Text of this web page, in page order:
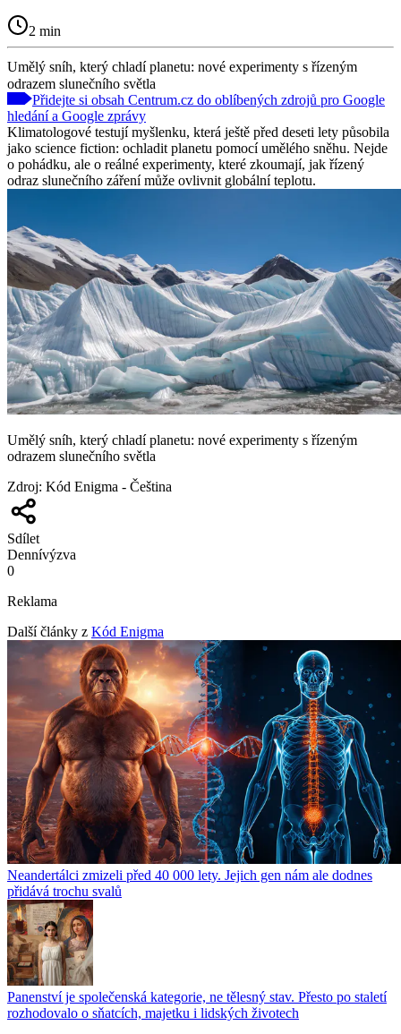
2 min
Umělý sníh, který chladí planetu: nové experimenty s řízeným
odrazem slunečního světla
Přidejte si obsah Centrum.cz do oblíbených zdrojů pro Google
hledání a Google zprávy
Klimatologové testují myšlenku, která ještě před deseti lety působila
jako science fiction: ochladit planetu pomocí umělého sněhu. Nejde
o pohádku, ale o reálné experimenty, které zkoumají, jak řízený
odraz slunečního záření může ovlivnit globální teplotu.
Umělý sníh, který chladí planetu: nové experimenty s řízeným
odrazem slunečního světla
Zdroj: Kód Enigma - Čeština
Sdílet
Dennívýzva
0
Reklama
Další články z Kód Enigma
Neandertálci zmizeli před 40 000 lety. Jejich gen nám ale dodnes
přidává trochu svalů
Panenství je společenská kategorie, ne tělesný stav. Přesto po staletí
rozhodovalo o sňatcích, majetku i lidských životech